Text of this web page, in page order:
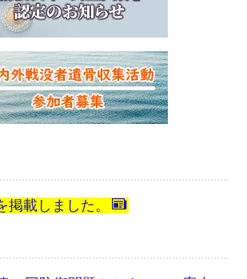
掲載しました。